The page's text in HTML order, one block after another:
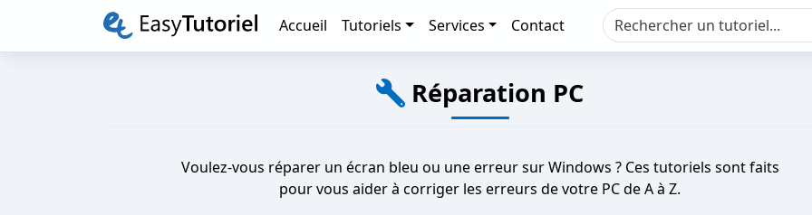
Accueil Tutoriels Services Contact
Réparation PC
Voulez-vous réparer un écran bleu ou une erreur sur Windows ? Ces tutoriels sont faits
pour vous aider à corriger les erreurs de votre PC de A à Z.